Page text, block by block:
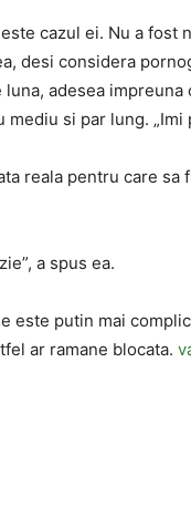
cazul ei. Nu a fost
desi considera
adesea
si par lung. „Imi
reala pentru care
a spus ea.
este putin mai
ar ramane blocata.